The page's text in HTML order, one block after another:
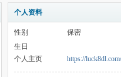
个人资料
性别
保密
生日
个人主页
https://luck8dl.com/